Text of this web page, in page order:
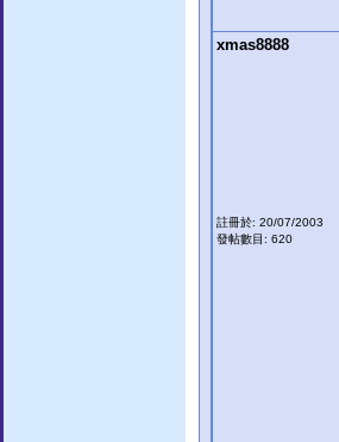
xmas8888
註冊於: 20/07/2003
發帖數目: 620